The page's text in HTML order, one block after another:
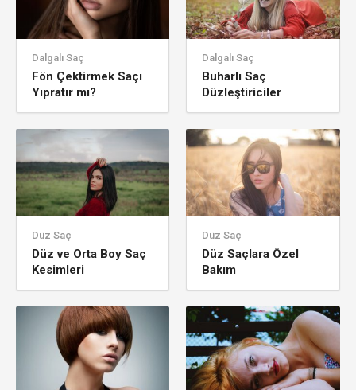
Dalgalı Saç
Fön Çektirmek Saçı
Yıpratır mı?
Dalgalı Saç
Buharlı Saç
Düzleştiriciler
Düz Saç
Düz ve Orta Boy Saç
Kesimleri
Düz Saç
Düz Saçlara Özel
Bakım